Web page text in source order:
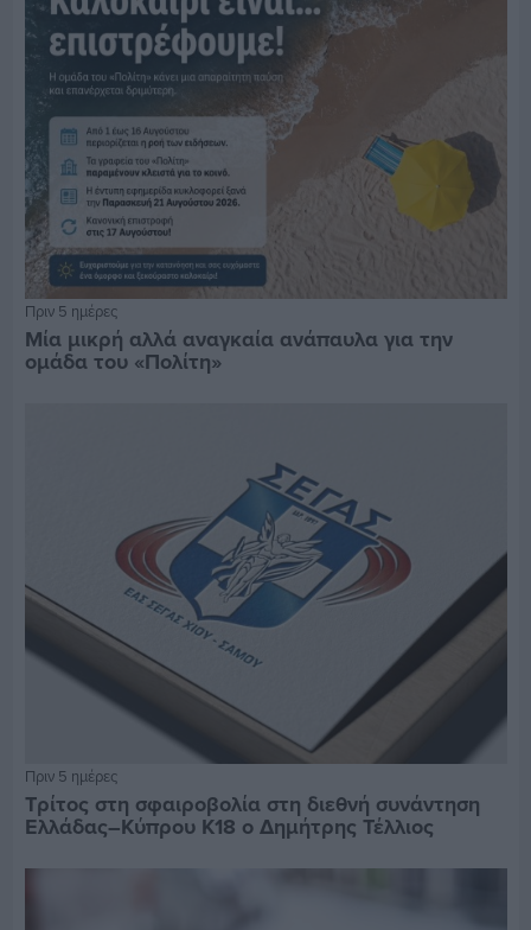
Πριν 5 ημέρες
Μία μικρή αλλά αναγκαία ανάπαυλα για την
ομάδα του «Πολίτη»
Πριν 5 ημέρες
Τρίτος στη σφαιροβολία στη διεθνή συνάντηση
Ελλάδας–Κύπρου Κ18 ο Δημήτρης Τέλλιος